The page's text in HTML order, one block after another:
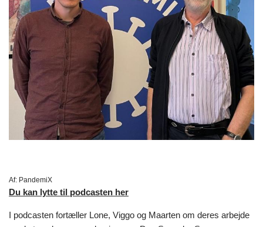
Af: PandemiX
Du kan lytte til podcasten her
I podcasten fortæller Lone, Viggo og Maarten om deres arbejde